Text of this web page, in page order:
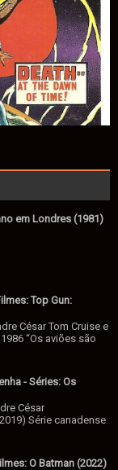
em Londres (1981)
Top Gun:
César Tom Cruise e
“Os aviões são
- Séries: Os
César
Série canadense
O Batman (2022)